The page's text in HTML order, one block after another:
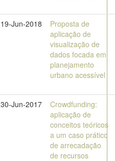
19-Jun-2018
Proposta de
aplicação de
visualização de
dados focada em
planejamento
urbano acessível
30-Jun-2017
Crowdfunding:
aplicação de
conceitos teóricos
a um caso prático
de arrecadação
de recursos